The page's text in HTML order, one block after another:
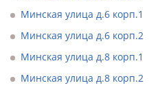
Минская улица д.6 корп.1
Минская улица д.6 корп.2
Минская улица д.8 корп.1
Минская улица д.8 корп.2